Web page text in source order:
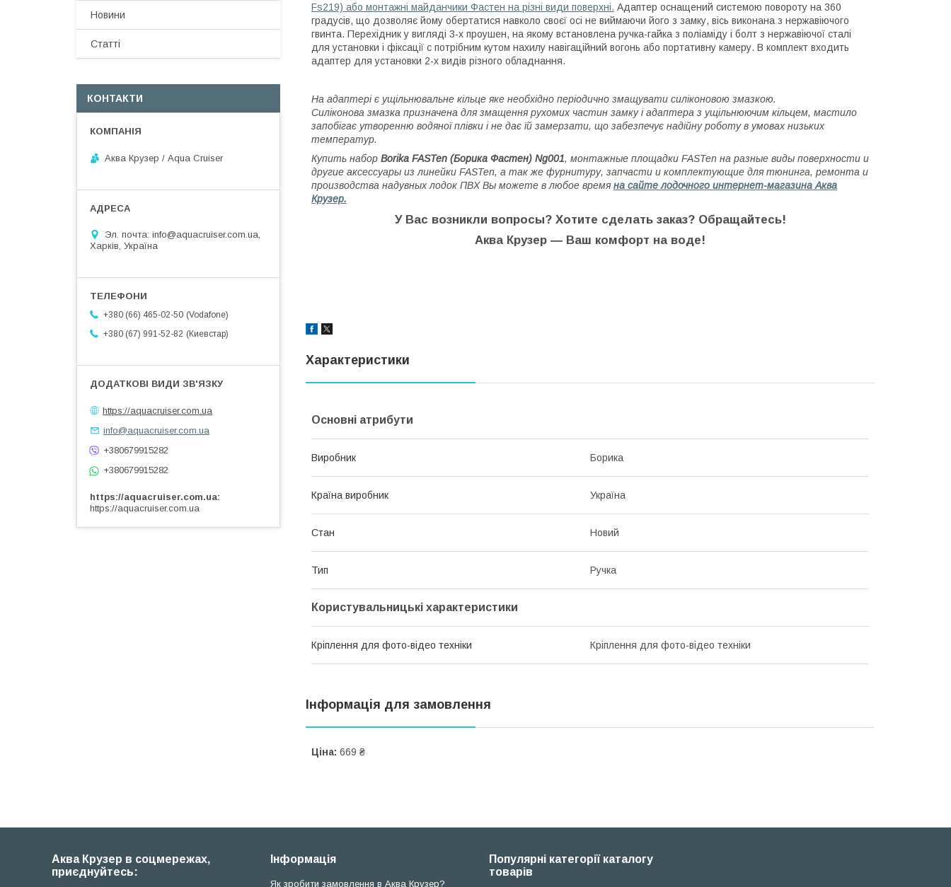
Fs219) або монтажні майданчики Фастен на різні види поверхні. Адаптер оснащений системою повороту на 360
градусів, що дозволяє йому обертатися навколо своєї осі не виймаючи його з замку, вісь виконана з нержавіючого
гвинта. Перехідник у вигляді 3-х проушен, на якому встановлена ручка-гайка з поліаміду і болт з нержавіючої сталі
для установки і фіксації c потрібним кутом нахилу навігаційний вогонь або портативну камеру. В комплект входить
адаптер для установки 2-х видів різного обладнання.
На адаптері є ущільнювальне кільце яке необхідно періодично змащувати силіконовою змазкою.
Силіконова змазка призначена для змащення рухомих частин замку і адаптера з ущільнюючим кільцем, мастило
запобігає утворенню водяної плівки і не дає їй замерзати, що забезпечує надійну роботу в умовах низьких
температур.
Купить набор Borika FASTen (Борика Фастен) Ng001, монтажные площадки FASTen на разные виды поверхности и
другие аксессуары из линейки FASTen, а так же фурнитуру, запчасти и комплектующие для тюнинга, ремонта и
производства надувных лодок ПВХ Вы можете в любое время на сайте лодочного интернет-магазина Аква
Крузер.
У Вас возникли вопросы? Хотите сделать заказ? Обращайтесь!
Аква Крузер ― Ваш комфорт на воде!
Характеристики
Основні атрибути
Виробник Борика
Країна виробник Україна
Стан Новий
Тип Ручка
Користувальницькі характеристики
Кріплення для фото-відео техніки Кріплення для фото-відео техніки
Інформація для замовлення
Ціна: 669 ₴
Новини
Статті
КОНТАКТИ
Аква Крузер / Aqua Cruiser
Эл. почта: info@aquacruiser.com.ua,
Харків, Україна
+380 (66) 465-02-50 Vodafone
+380 (67) 991-52-82
Киевстар
https://aquacruiser.com.ua
info@aquacruiser.com.ua
+380679915282
+380679915282
https://aquacruiser.com.ua
https://aquacruiser.com.ua
Аква Крузер в соцмережах,
приєднуйтесь:
Iнформація
Як зробити замовлення в Аква Крузер?
Популярні категорії каталогу
товарів